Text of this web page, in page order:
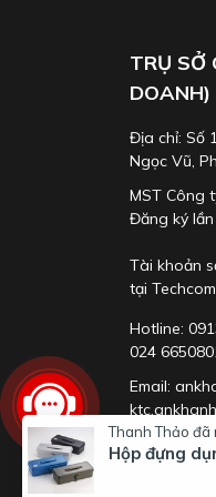
TRỤ SỞ
DOANH)
Địa chỉ: Số
Ngọc Vũ,
MST Công
Đăng ký
Tài khoản
tại
Hotline:
024
Email:
Thanh Thảo đã
Hộp đựng